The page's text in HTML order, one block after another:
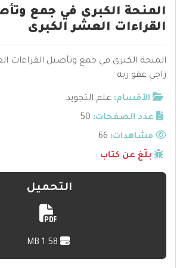
المنحة الكبرى في جمع
القراءات العشر الكبرى
المنحة الكبرى في جمع وتأصيل القراءات
راجي عفو ربه
الأقسام: علم التجويد
عدد الصفحات: 50
مشاهدات:
بلّغ عن كتاب
التحميل